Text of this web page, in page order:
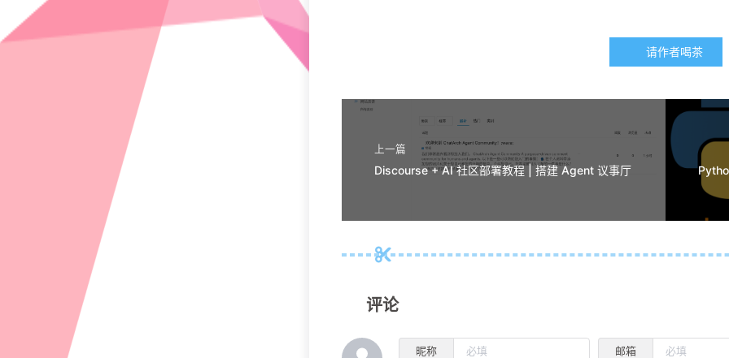
请作者喝茶
上一篇
Discourse + AI 社区部署教程 | 搭建 Agent 议事厅
评论
昵称 邮箱